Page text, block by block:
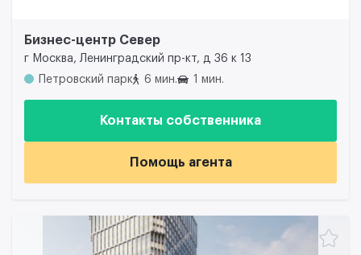
Бизнес-центр Север
г Москва, Ленинградский пр-кт, д 36 к 13
Петровский парк
6 мин. 1 мин.
Контакты собственника
Помощь агента